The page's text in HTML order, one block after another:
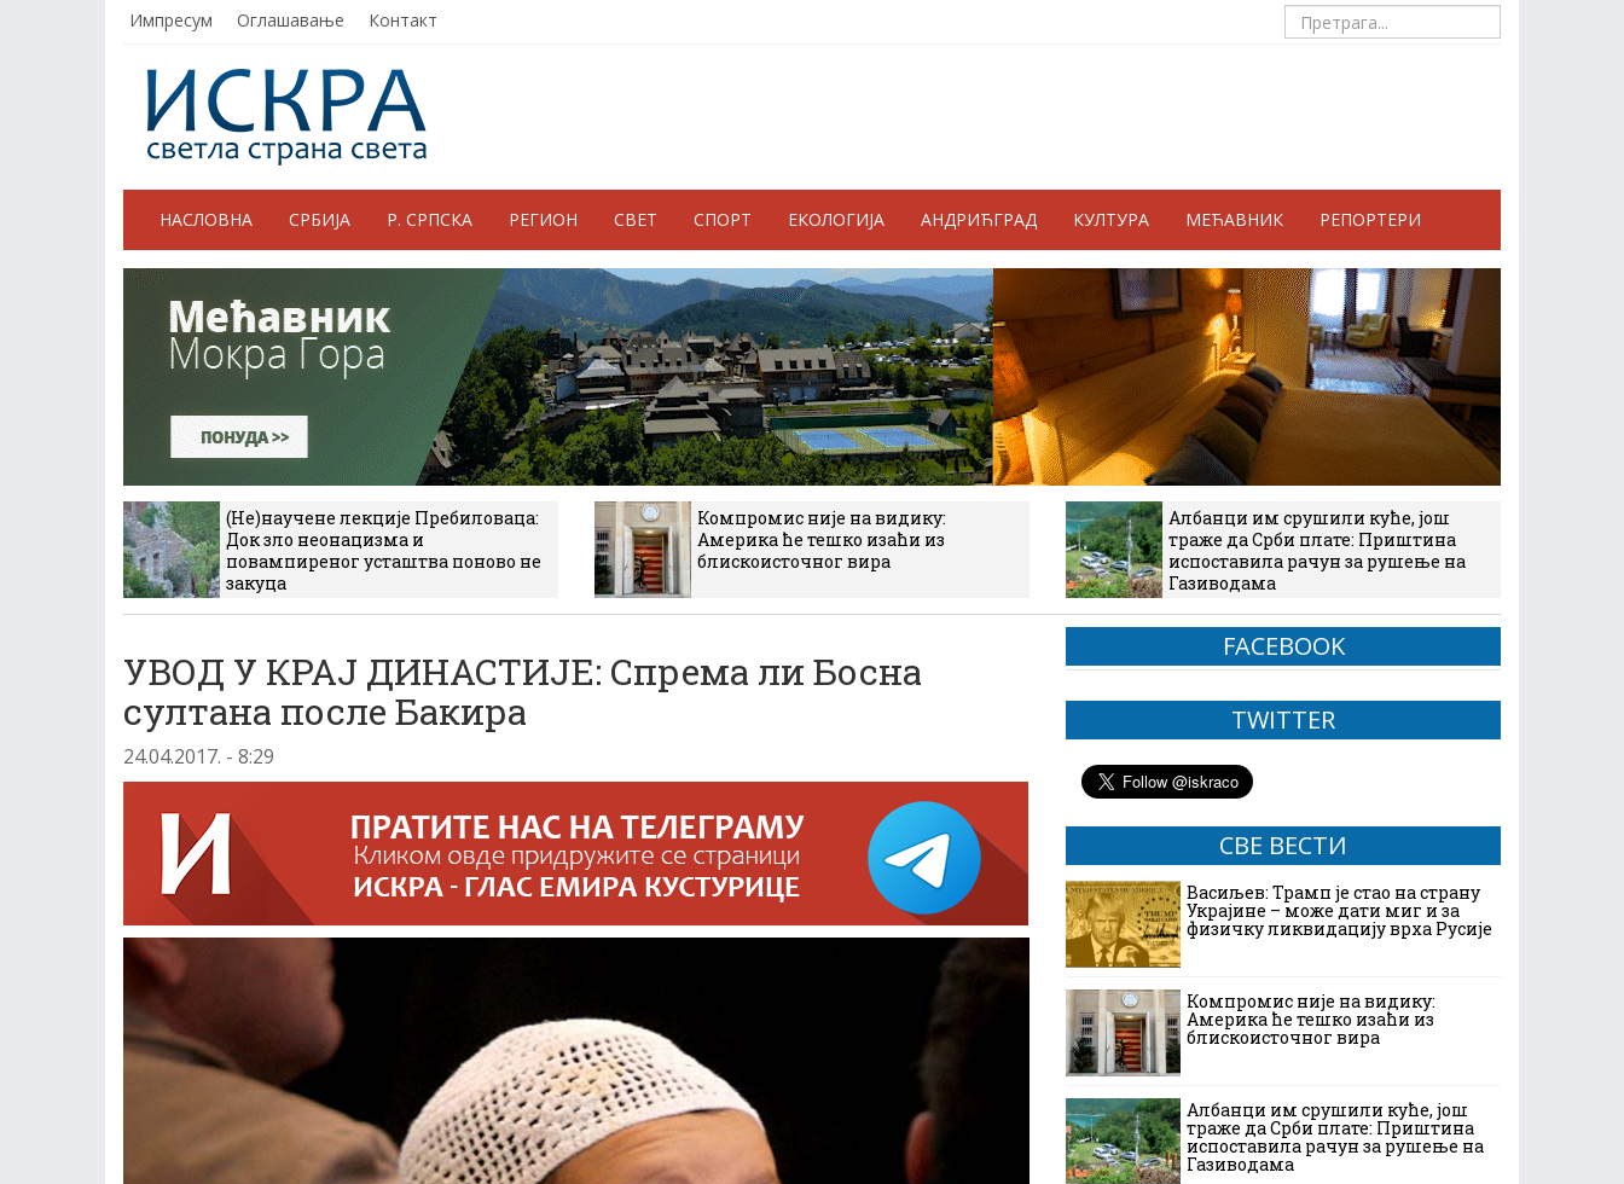
Импресум Оглашавање Контакт
НАСЛОВНА СРБИЈА Р. СРПСКА РЕГИОН СВЕТ СПОРТ ЕКОЛОГИЈА АНДРИЋГРАД КУЛТУРА МЕЋАВНИК РЕПОРТЕРИ
(Не)научене лекције Пребиловаца:
Док зло неонацизма и
повампиреног усташтва поново не
закуца
Компромис није на видику:
Америка ће тешко изаћи из
блискоисточног вира
Албанци им срушили куће, још
траже да Срби плате: Приштина
испоставила рачун за рушење на
Газиводама
УВОД У КРАЈ ДИНАСТИЈЕ: Спрема ли Босна
султана после Бакира
24.04.2017. - 8:29
FACEBOOK
TWITTER
СВЕ ВЕСТИ
Васиљев: Трамп је стао на страну
Украјине – може дати миг и за
физичку ликвидацију врха Русије
Компромис није на видику:
Америка ће тешко изаћи из
блискоисточног вира
Албанци им срушили куће, још
траже да Срби плате: Приштина
испоставила рачун за рушење на
Газиводама